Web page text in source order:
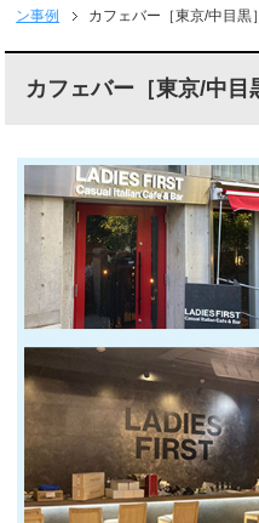
ン事例
カフェバー［東京/中目黒
カフェバー［東京/中目